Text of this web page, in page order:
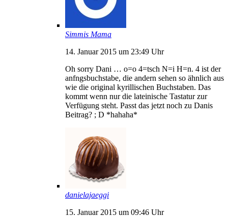
Simmis Mama
14. Januar 2015 um 23:49 Uhr
Oh sorry Dani … o=o 4=tsch N=i H=n. 4 ist der
anfngsbuchstabe, die andern sehen so ähnlich aus
wie die original kyrillischen Buchstaben. Das
kommt wenn nur die lateinische Tastatur zur
Verfügung steht. Passt das jetzt noch zu Danis
Beitrag? ; D *hahaha*
danielajaeggi
15. Januar 2015 um 09:46 Uhr